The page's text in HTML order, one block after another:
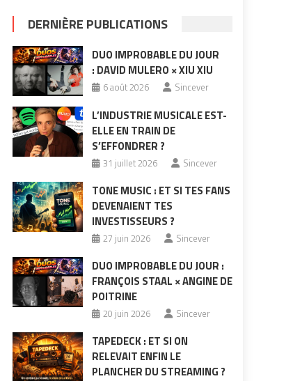
DERNIÈRE PUBLICATIONS
DUO IMPROBABLE DU JOUR
: DAVID MULERO × XIU XIU
6 août 2026 Sincever
L’INDUSTRIE MUSICALE EST-
ELLE EN TRAIN DE
S’EFFONDRER ?
31 juillet 2026 Sincever
TONE MUSIC : ET SI TES FANS
DEVENAIENT TES
INVESTISSEURS ?
27 juin 2026 Sincever
DUO IMPROBABLE DU JOUR :
FRANÇOIS STAAL × ANGINE DE
POITRINE
20 juin 2026 Sincever
TAPEDECK : ET SI ON
RELEVAIT ENFIN LE
PLANCHER DU STREAMING ?